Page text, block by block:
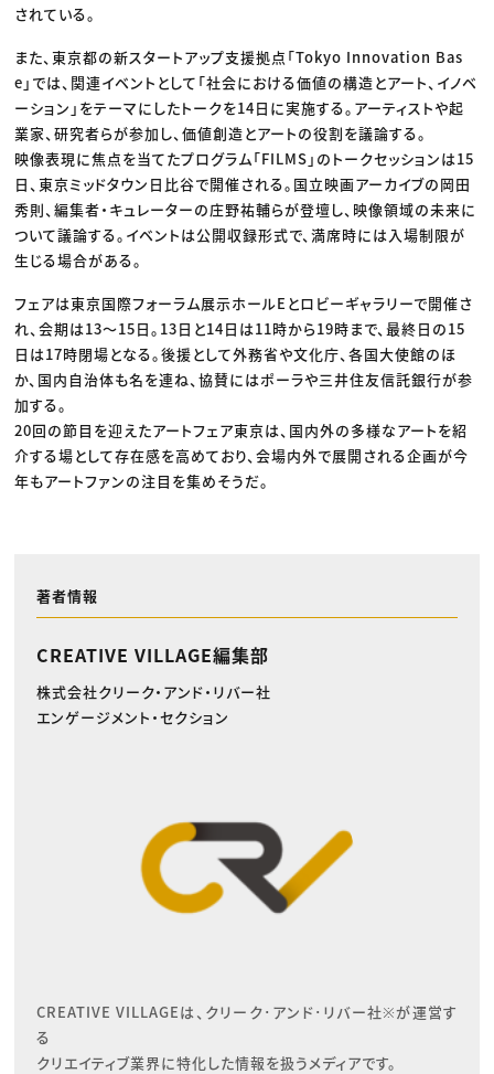
されている。
また、東京都の新スタートアップ支援拠点「Tokyo Innovation Bas
e」では、関連イベントとして「社会における価値の構造とアート、イノベ
ーション」をテーマにしたトークを14日に実施する。アーティストや起
業家、研究者らが参加し、価値創造とアートの役割を議論する。
映像表現に焦点を当てたプログラム「FILMS」のトークセッションは15
日、東京ミッドタウン日比谷で開催される。国立映画アーカイブの岡田
秀則、編集者・キュレーターの庄野祐輔らが登壇し、映像領域の未来に
ついて議論する。イベントは公開収録形式で、満席時には入場制限が
生じる場合がある。
フェアは東京国際フォーラム展示ホールEとロビーギャラリーで開催さ
れ、会期は13〜15日。13日と14日は11時から19時まで、最終日の15
日は17時閉場となる。後援として外務省や文化庁、各国大使館のほ
か、国内自治体も名を連ね、協賛にはポーラや三井住友信託銀行が参
加する。
20回の節目を迎えたアートフェア東京は、国内外の多様なアートを紹
介する場として存在感を高めており、会場内外で展開される企画が今
年もアートファンの注目を集めそうだ。
著者情報
CREATIVE VILLAGE編集部
株式会社クリーク・アンド・リバー社
エンゲージメント・セクション
CREATIVE VILLAGEは、クリーク･アンド･リバー社※が運営す
る
クリエイティブ業界に特化した情報を扱うメディアです。